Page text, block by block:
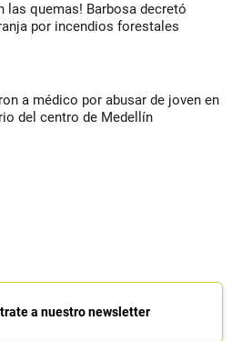
las quemas! Barbosa decretó
por incendios forestales
a médico por abusar de joven en
del centro de Medellín
a nuestro newsletter